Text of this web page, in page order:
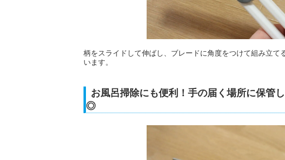
柄をスライドして伸ばし、ブレードに角度をつけて組み立て
います。
お風呂掃除にも便利！手の届く場所に保管
◎